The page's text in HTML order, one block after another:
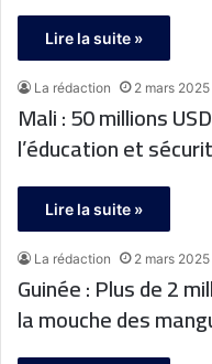
Lire la suite »
La rédaction 2 mars 2025
Mali : 50 millions
l’éducation et
Lire la suite »
La rédaction 2 mars 2025
Guinée : Plus de 2
la mouche des